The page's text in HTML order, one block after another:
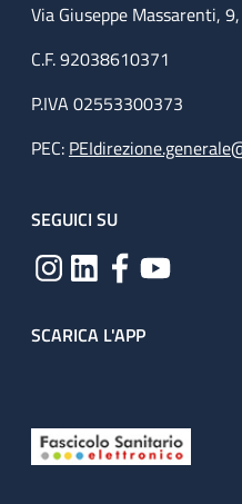
Via Giuseppe Massarenti,
C.F. 92038610371
P.IVA 02553300373
PEC:
SEGUICI SU
SCARICA L'APP